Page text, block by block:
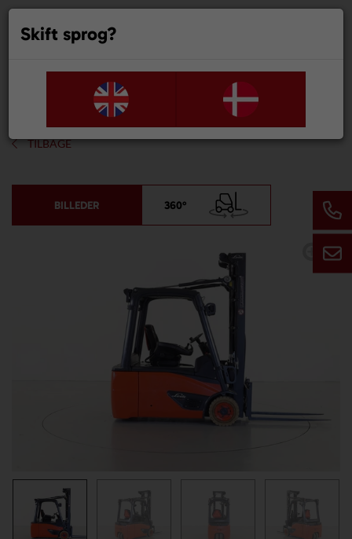
TILBAGE
BILLEDER 360°

Skift sprog?